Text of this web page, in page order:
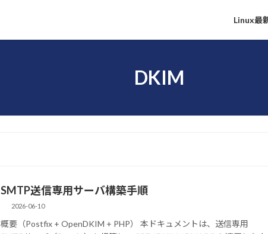
Linux最
DKIM
SMTP送信専用サーバ構築手順
2026-06-10
概要（Postfix + OpenDKIM + PHP） 本ドキュメントは、送信専用